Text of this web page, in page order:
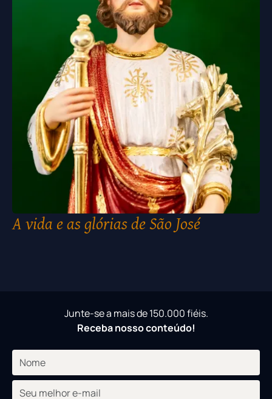
A vida e as glórias de São José
Junte-se a mais de 150.000 fiéis.
Receba nosso conteúdo!